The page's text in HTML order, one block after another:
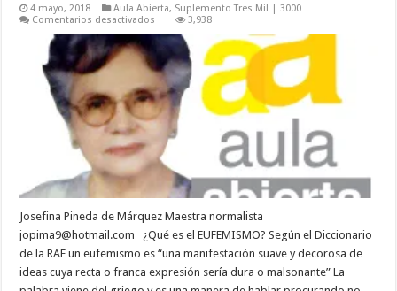
4 mayo, 2018 Aula Abierta, Suplemento Tres Mil | 3000
Comentarios desactivados
eufemismo
ayuda
en
las
buenas
relaciones
3,938
Josefina Pineda de Márquez Maestra normalista
jopima9@hotmail.com ¿Qué es el EUFEMISMO? Según el Diccionario
de la RAE un eufemismo es “una manifestación suave y decorosa de
ideas cuya recta o franca expresión sería dura o malsonante” La